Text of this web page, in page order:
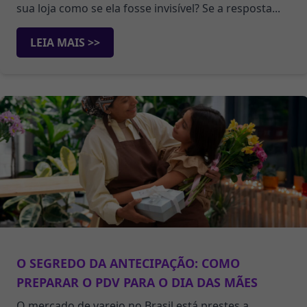
sua loja como se ela fosse invisível? Se a resposta...
LEIA MAIS >>
O SEGREDO DA ANTECIPAÇÃO: COMO
PREPARAR O PDV PARA O DIA DAS MÃES